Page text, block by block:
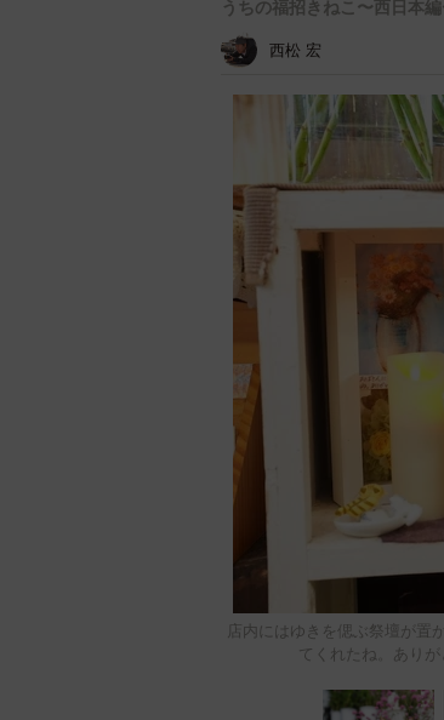
うちの福招きねこ〜西日本編
西松 宏
店内にはゆきを偲ぶ祭壇が
てくれたね。あり